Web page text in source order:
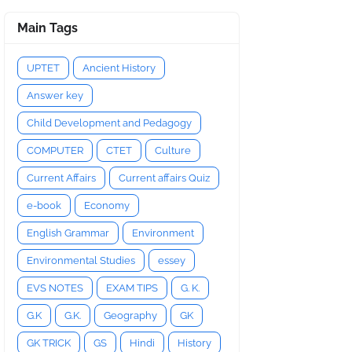
Main Tags
UPTET Ancient History
Answer key
Child Development and Pedagogy
COMPUTER CTET Culture
Current Affairs Current affairs Quiz
e-book Economy
English Grammar Environment
Environmental Studies essey
EVS NOTES EXAM TIPS G. K.
G.K G.K. Geography GK
GK TRICK GS Hindi History